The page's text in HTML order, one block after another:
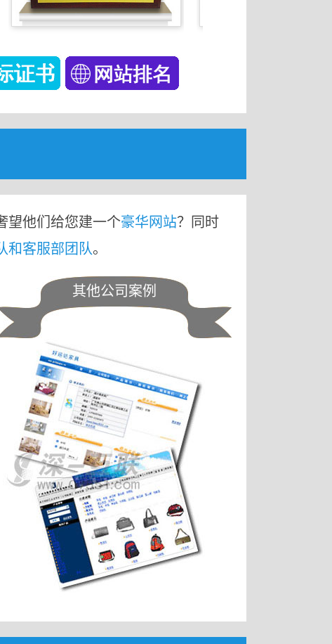
望他们给您建一个豪华网站？同时
和客服部团队。
其他公司案例